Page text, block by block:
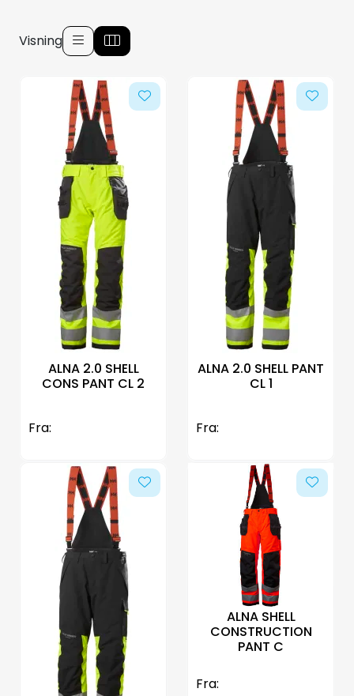
Visning
ALNA 2.0 SHELL
CONS PANT CL 2
Fra:
ALNA 2.0 SHELL PANT
CL 1
Fra:
ALNA SHELL
CONSTRUCTION
PANT C
Fra: